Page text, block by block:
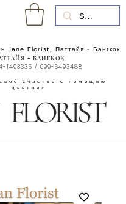
счастье с помощью
цветов»
Jane Florist, Паттайя - Бангкок.
- БАНГКОК
1493335 / 099-6493488